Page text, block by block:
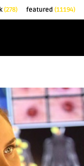
(278) featured (11194)